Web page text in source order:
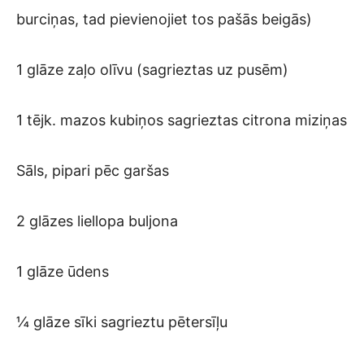
burciņas, tad pievienojiet tos pašās beigās)
1 glāze zaļo olīvu (sagrieztas uz pusēm)
1 tējk. mazos kubiņos sagrieztas citrona miziņas
Sāls, pipari pēc garšas
2 glāzes liellopa buljona
1 glāze ūdens
¼ glāze sīki sagrieztu pētersīļu